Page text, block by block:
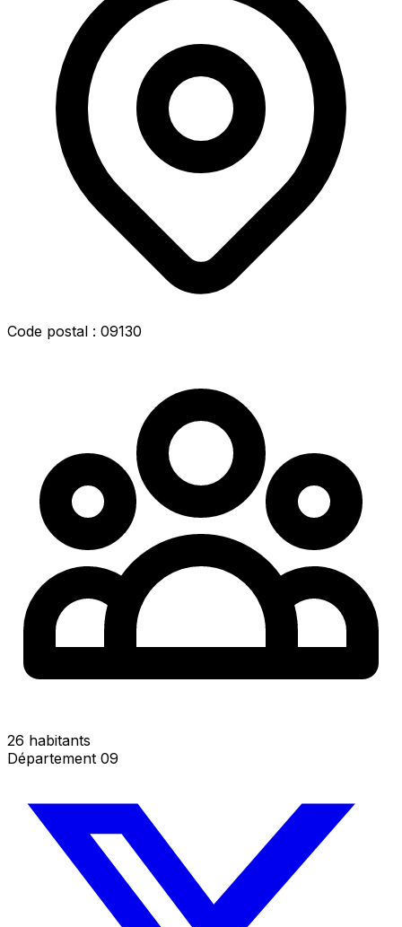
Code postal : 09130
26 habitants
Département 09